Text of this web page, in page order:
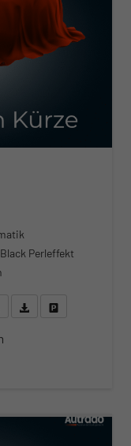
Perleffekt
anfragen
Wir rufen Sie anFahrzeugexposé (PDF)